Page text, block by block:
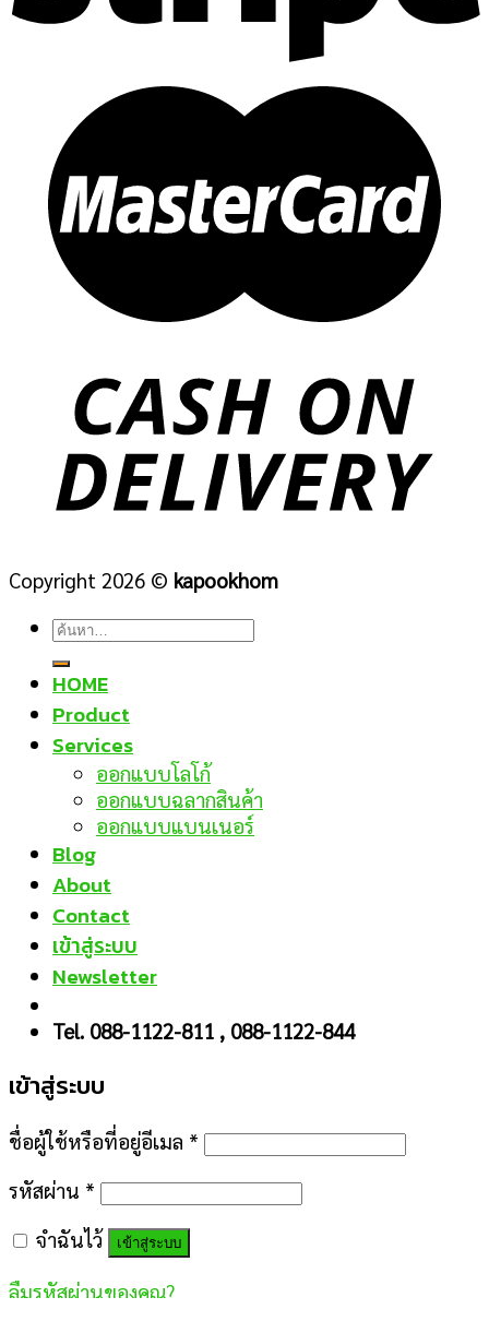
Copyright 2026 © kapookhom
ค้นหา:
HOME
Product
Services
ออกแบบโลโก้
ออกแบบฉลากสินค้า
ออกแบบแบนเนอร์
Blog
About
Contact
เข้าสู่ระบบ
Newsletter
Tel. 088-1122-811 , 088-1122-844
เข้าสู่ระบบ
ชื่อผู้ใช้หรือที่อยู่อีเมล *
รหัสผ่าน *
จำฉันไว้
เข้าสู่ระบบ
ลืมรหัสผ่านของคุณ?